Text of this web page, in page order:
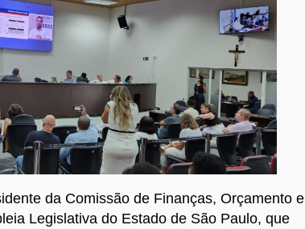
da Comissão de Finanças, Orçamento e
Legislativa do Estado de São Paulo, que